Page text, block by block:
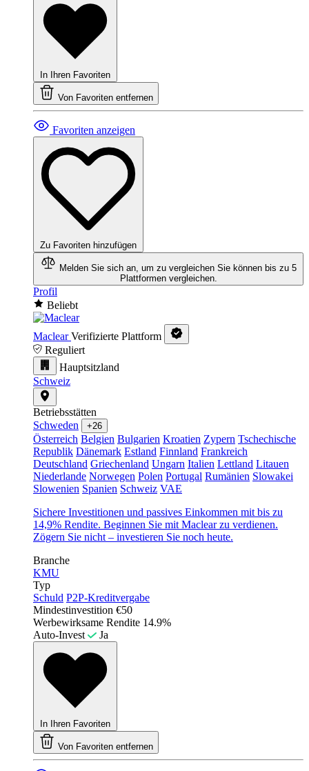
In Ihren Favoriten
Von Favoriten entfernen
Favoriten anzeigen
Zu Favoriten hinzufügen
Melden Sie sich an, um zu vergleichen Sie können bis zu 5
Plattformen vergleichen.
Profil
Beliebt
Maclear Verifizierte Plattform
Reguliert
Hauptsitzland
Schweiz
Betriebsstätten
Schweden
+26
Österreich Belgien Bulgarien Kroatien Zypern Tschechische
Republik Dänemark Estland Finnland Frankreich
Deutschland Griechenland Ungarn Italien Lettland Litauen
Niederlande Norwegen Polen Portugal Rumänien Slowakei
Slowenien Spanien Schweiz VAE
Sichere Investitionen und passives Einkommen mit bis zu
14,9% Rendite. Beginnen Sie mit Maclear zu verdienen.
Zögern Sie nicht – investieren Sie noch heute.
Branche
KMU
Typ
Schuld P2P-Kreditvergabe
Mindestinvestition €50
Werbewirksame Rendite 14.9%
Auto-Invest
Ja
In Ihren Favoriten
Von Favoriten entfernen